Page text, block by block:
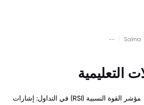
Salma
--
التعليمية
مؤشر القوة النسبية (RSI) في التداول: إشارات